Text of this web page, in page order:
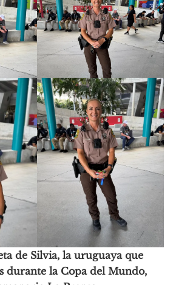
de Silvia, la uruguaya que
durante la Copa del Mundo,